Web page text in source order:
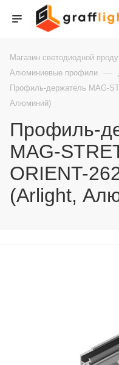
Магазин светодиодной
Алюминиевые профили —
Профиль-держатель MAG-
Алюминий)
Профиль-
MAG-
ORIENT-
(Arlight,